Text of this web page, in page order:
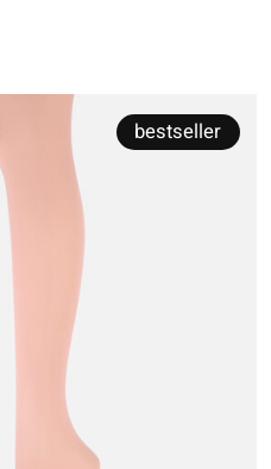
bestseller